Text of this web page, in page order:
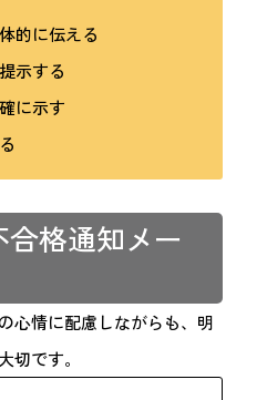
的に伝える
示する
に示す
格通知メー
心情に配慮しながらも、明
切です。